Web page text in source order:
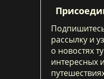
рассылку и
о новостях
интересных